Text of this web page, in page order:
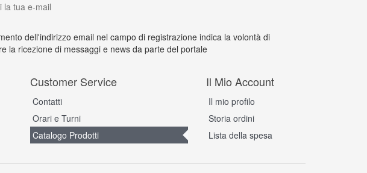
la tua e-mail
dell'indirizzo email nel campo di registrazione indica la volontà di
la ricezione di messaggi e news da parte del portale
Customer Service
Contatti
Orari e Turni
Catalogo Prodotti
Il Mio Account
Il mio profilo
Storia ordini
Lista della spesa